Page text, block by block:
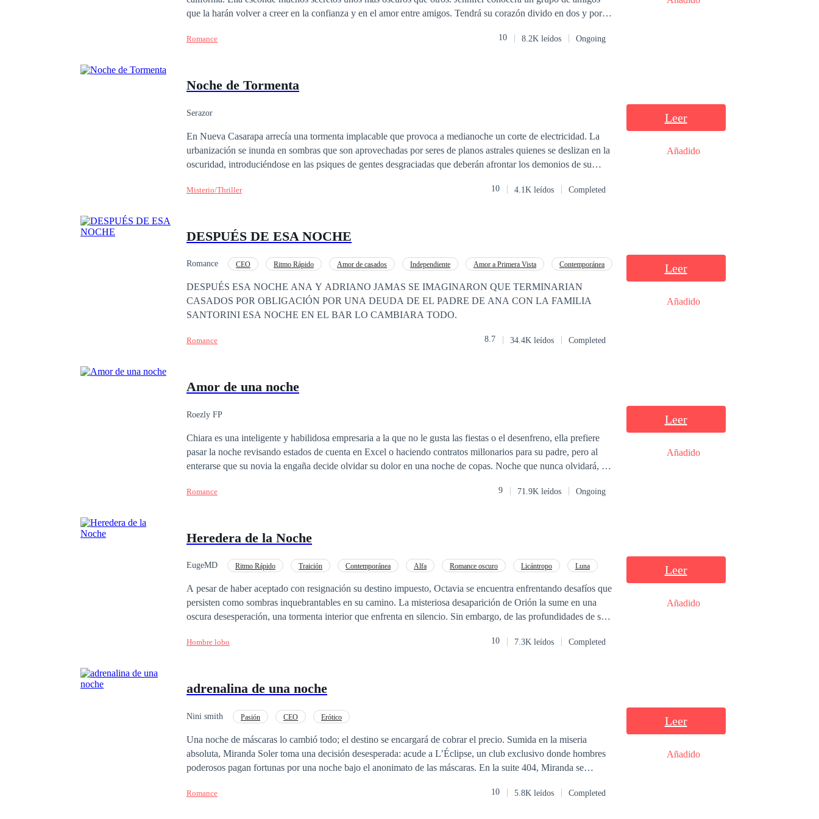
que la harán volver a creer en la confianza y en el amor entre amigos. Tendrá su corazón divido en dos y por
ocultaban. ¿Será capaz de descubrir todo su pasado? ¿Tendrá el valor de tomar decisiones difíciles? ¿Podrá
Romance 10 8.2K leídos Ongoing
Noche de Tormenta
Serazor
En Nueva Casarapa arrecía una tormenta implacable que provoca a medianoche un corte de electricidad. La
urbanización se inunda en sombras que son aprovechadas por seres de planos astrales quienes se deslizan en la
oscuridad, introduciéndose en las psiques de gentes desgraciadas que deberán afrontar los demonios de su
deberán unirse para recorrer el largo recorrido de vuelta a casa, caminando bajo la lluvia entre siluetas que
Misterio/Thriller 10 4.1K leídos Completed
Leer
Añadido
DESPUÉS DE ESA NOCHE
Romance CEO Ritmo Rápido Amor de casados Independiente Amor a Primera Vista
Contemporánea
DESPUÉS ESA NOCHE ANA Y ADRIANO JAMAS SE IMAGINARON QUE TERMINARIAN
CASADOS POR OBLIGACIÓN POR UNA DEUDA DE EL PADRE DE ANA CON LA FAMILIA
SANTORINI ESA NOCHE EN EL BAR LO CAMBIARA TODO.
Romance 8.7 34.4K leídos Completed
Leer
Añadido
Amor de una noche
Roezly FP
Chiara es una inteligente y habilidosa empresaria a la que no le gusta las fiestas o el desenfreno, ella prefiere
pasar la noche revisando estados de cuenta en Excel o haciendo contratos millonarios para su padre, pero al
enterarse que su novia la engaña decide olvidar su dolor en una noche de copas. Noche que nunca olvidará, ya
indecente con un contrato millonario de un desconocido en un elevador hará que ella se cuestione que carajos
Romance 9 71.9K leídos Ongoing
Leer
Añadido
Heredera de la Noche
EugeMD Ritmo Rápido Traición Contemporánea Alfa Romance oscuro Licántropo Luna
A pesar de haber aceptado con resignación su destino impuesto, Octavia se encuentra enfrentando desafíos que
persisten como sombras inquebrantables en su camino. La misteriosa desaparición de Orión la sume en una
oscura desesperación, una tormenta interior que enfrenta en silencio. Sin embargo, de las profundidades de su
de su Alfa. En este tortuoso viaje, el paisaje se transforma con la llegada de nuevas figuras. ¿Serán aliados con
camino de la traición.
Hombre lobo 10 7.3K leídos Completed
Leer
Añadido
adrenalina de una noche
Nini smith Pasión CEO Erótico
Una noche de máscaras lo cambió todo; el destino se encargará de cobrar el precio. ​Sumida en la miseria
absoluta, Miranda Soler toma una decisión desesperada: acude a L’Éclipse, un club exclusivo donde hombres
poderosos pagan fortunas por una noche bajo el anonimato de las máscaras. En la suite 404, Miranda se
dinero: un tatuaje en la espalda de una rosa atravesada por una espada. ​Semanas después, buscando una vida
Romance 10 5.8K leídos Completed
Leer
Añadido